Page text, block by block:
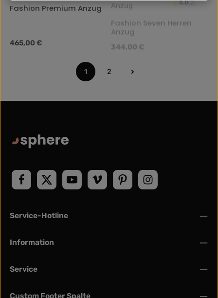
Fashion Premium Anzug
Regulärer Preis:
465,00 €
Fashion Seven Herren
Anzug
Regulärer Preis:
344,00 €
Seite
1
Seite
2
Service-Hotline
Information
Service
Custom Footer Spalte